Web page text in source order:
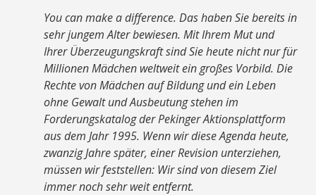
You can make a difference. Das haben Sie bereits in
sehr jungem Alter bewiesen. Mit Ihrem Mut und
Ihrer Überzeugungskraft sind Sie heute nicht nur für
Millionen Mädchen weltweit ein großes Vorbild. Die
Rechte von Mädchen auf Bildung und ein Leben
ohne Gewalt und Ausbeutung stehen im
Forderungskatalog der Pekinger Aktionsplattform
aus dem Jahr 1995. Wenn wir diese Agenda heute,
zwanzig Jahre später, einer Revision unterziehen,
müssen wir feststellen: Wir sind von diesem Ziel
immer noch sehr weit entfernt.